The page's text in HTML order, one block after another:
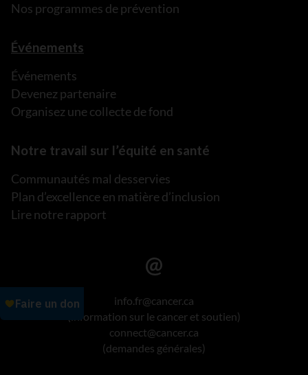
Nos programmes de prévention
Événements
Événements
Devenez partenaire
Organisez une collecte de fond
Notre travail sur l’équité en santé
Communautés mal desservies
Plan d’excellence en matière d’inclusion
Lire notre rapport
info.fr@cancer.ca
(information sur le cancer et soutien)
connect@cancer.ca
(demandes générales)